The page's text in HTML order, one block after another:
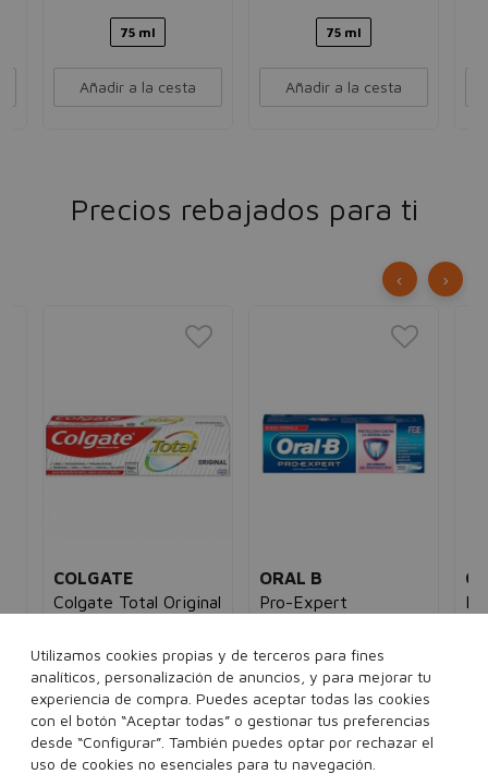
75 ml
Añadir a la cesta
75 ml
Añadir a la cesta
Precios rebajados para ti
COLGATE
Colgate Total Original
4,00€ 3,95€
75 ml
ORAL B
Pro-Expert
Blanqueamiento
12,00€ 4,95€
75 ml 2x75 ml
‹ ›
Utilizamos cookies propias y de terceros para fines
analíticos, personalización de anuncios, y para mejorar tu
experiencia de compra. Puedes aceptar todas las cookies
con el botón “Aceptar todas” o gestionar tus preferencias
desde “Configurar”. También puedes optar por rechazar el
uso de cookies no esenciales para tu navegación.